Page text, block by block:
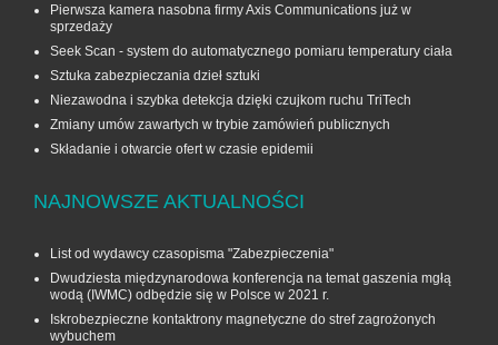
Pierwsza kamera nasobna firmy Axis Communications już w
sprzedaży
Seek Scan - system do automatycznego pomiaru temperatury ciała
Sztuka zabezpieczania dzieł sztuki
Niezawodna i szybka detekcja dzięki czujkom ruchu TriTech
Zmiany umów zawartych w trybie zamówień publicznych
Składanie i otwarcie ofert w czasie epidemii
NAJNOWSZE AKTUALNOŚCI
List od wydawcy czasopisma "Zabezpieczenia"
Dwudziesta międzynarodowa konferencja na temat gaszenia mgłą
wodą (IWMC) odbędzie się w Polsce w 2021 r.
Iskrobezpieczne kontaktrony magnetyczne do stref zagrożonych
wybuchem